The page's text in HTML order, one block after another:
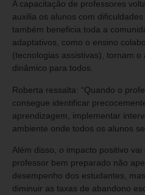
A capacitação de professores
auxilia os alunos com
também beneficia toda a
adaptativos, como o ensino
(tecnologias assistivas), tornam
dinâmico para todos.
Roberta ressalta: “Quando o
consegue identificar
aprendizagem, implementar
ambiente onde todos os alunos
Além disso, o impacto positivo
professor bem preparado não
desempenho dos estudantes,
diminuir as taxas de abandono